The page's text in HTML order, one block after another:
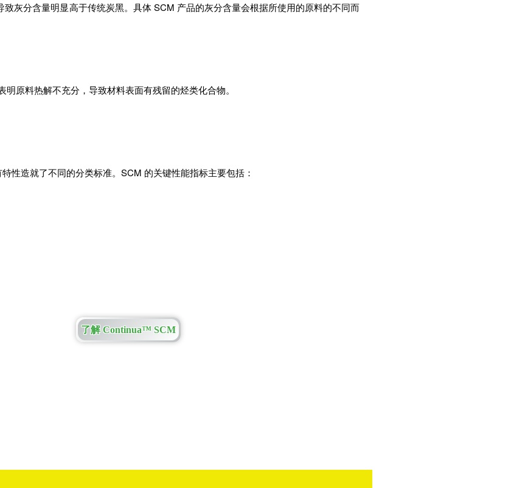
致灰分含量明显高于传统炭黑。具体 SCM 产品的灰分含量会根据所使用的原料的不同而
明原料热解不充分，导致材料表面有残留的烃类化合物。
性造就了不同的分类标准。SCM 的关键性能指标主要包括：
了解 Continua™ SCM